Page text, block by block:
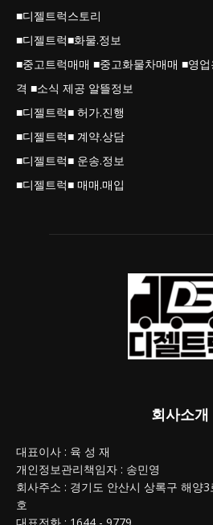
■디젤트럭스토리
■디젤트럭■화물.정보
■중고트럭매매 ■중고화물차매매 ■영
격 ■소식 제공 알뜰정보
■디젤트럭■ 허가.진행
■디젤트럭■ 계약.상담
■디젤트럭■ 운송.정보
■디젤트럭■ 매매.매입
회사소개
대표이사 : 육 성 재
개인정보관리책임자 : 송민영
회사주소 : 경기도 안산시 상록구 해양
호